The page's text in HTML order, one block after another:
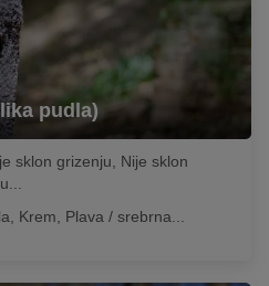
pudla)
sklon grizenju, Nije sklon
Krem, Plava / srebrna...